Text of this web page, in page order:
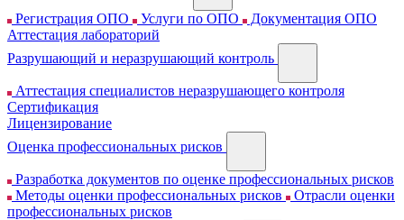
Регистрация ОПО Услуги по ОПО
Документация ОПО
Аттестация лабораторий
Разрушающий и неразрушающий контроль
Аттестация специалистов неразрушающего контроля
Сертификация
Лицензирование
Оценка профессиональных рисков
Разработка документов по оценке профессиональных рисков
Методы оценки профессиональных рисков
Отрасли оценки
профессиональных рисков